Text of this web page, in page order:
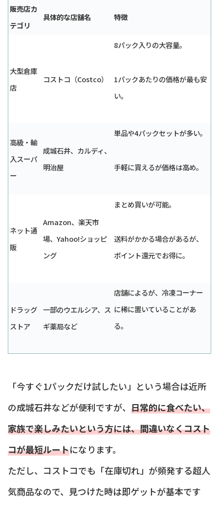
販売店カ
テゴリ
具体的な店舗名 特徴
大型倉庫
店
コストコ（Costco）
8パック入りの大容量。
1パックあたりの価格が最も安
い。
高級・輸
入スーパ
ー
成城石井、カルディ、
明治屋
単品や4パックセットが多い。
手軽に買えるが価格は高め。
ネット通
販
Amazon、楽天市
場、Yahoo!ショッピ
ング
まとめ買いが可能。
送料がかかる場合があるが、
ポイント還元でお得に。
ドラッグ
ストア
一部のウエルシア、ス
ギ薬局など
店舗によるが、冷凍コーナー
に稀に置いていることがあ
る。
「今すぐ1パックだけ試したい」という場合は近所
の成城石井などが便利ですが、 日常的に食べたい、
家族で楽しみたいという方には、間違いなくコスト
コが最短ルートになります。
ただし、コストコでも「在庫切れ」が頻発する超人
気商品なので、見つけた時は即ゲットが基本です